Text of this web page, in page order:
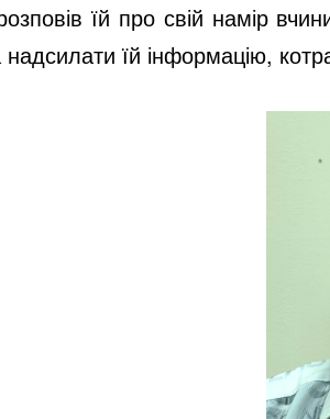
їй про свій намір
їй інформацію,